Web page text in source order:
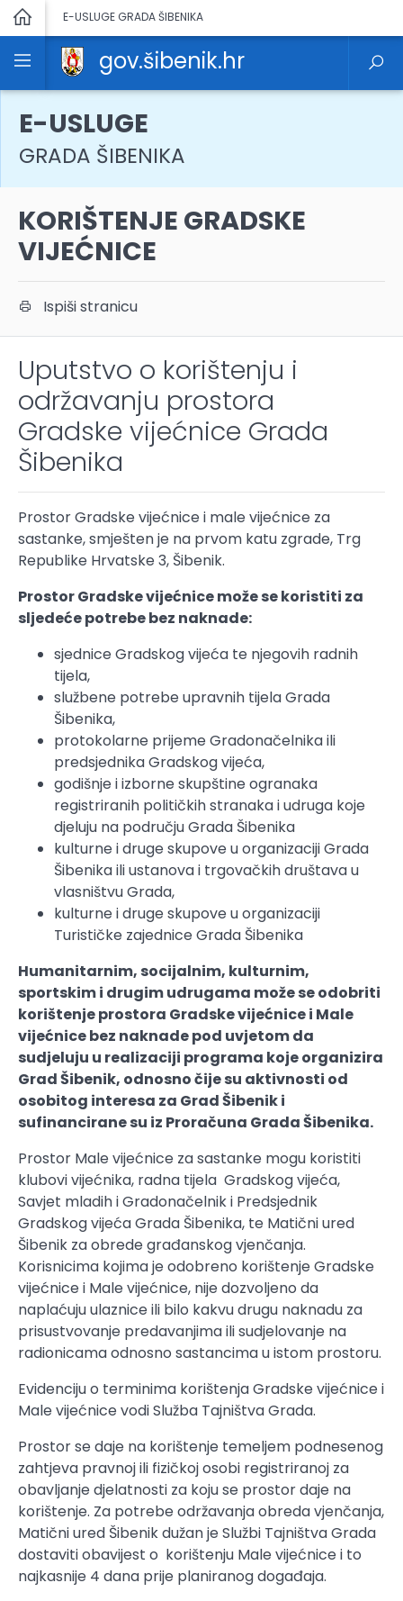
E-USLUGE GRADA ŠIBENIKA
gov.šibenik.hr
E-USLUGE
GRADA ŠIBENIKA
KORIŠTENJE GRADSKE
VIJEĆNICE
Ispiši stranicu
Uputstvo o korištenju i
održavanju prostora
Gradske vijećnice Grada
Šibenika
Prostor Gradske vijećnice i male vijećnice za
sastanke, smješten je na prvom katu zgrade, Trg
Republike Hrvatske 3, Šibenik.
Prostor Gradske vijećnice može se koristiti za
sljedeće potrebe bez naknade:
sjednice Gradskog vijeća te njegovih radnih
tijela,
službene potrebe upravnih tijela Grada
Šibenika,
protokolarne prijeme Gradonačelnika ili
predsjednika Gradskog vijeća,
godišnje i izborne skupštine ogranaka
registriranih političkih stranaka i udruga koje
djeluju na području Grada Šibenika
kulturne i druge skupove u organizaciji Grada
Šibenika ili ustanova i trgovačkih društava u
vlasništvu Grada,
kulturne i druge skupove u organizaciji
Turističke zajednice Grada Šibenika
Humanitarnim, socijalnim, kulturnim,
sportskim i drugim udrugama može se odobriti
korištenje prostora Gradske vijećnice i Male
vijećnice bez naknade pod uvjetom da
sudjeluju u realizaciji programa koje organizira
Grad Šibenik, odnosno čije su aktivnosti od
osobitog interesa za Grad Šibenik i
sufinancirane su iz Proračuna Grada Šibenika.
Prostor Male vijećnice za sastanke mogu koristiti
klubovi vijećnika, radna tijela Gradskog vijeća,
Savjet mladih i Gradonačelnik i Predsjednik
Gradskog vijeća Grada Šibenika, te Matični ured
Šibenik za obrede građanskog vjenčanja.
Korisnicima kojima je odobreno korištenje Gradske
vijećnice i Male vijećnice, nije dozvoljeno da
naplaćuju ulaznice ili bilo kakvu drugu naknadu za
prisustvovanje predavanjima ili sudjelovanje na
radionicama odnosno sastancima u istom prostoru.
Evidenciju o terminima korištenja Gradske vijećnice i
Male vijećnice vodi Služba Tajništva Grada.
Prostor se daje na korištenje temeljem podnesenog
zahtjeva pravnoj ili fizičkoj osobi registriranoj za
obavljanje djelatnosti za koju se prostor daje na
korištenje. Za potrebe održavanja obreda vjenčanja,
Matični ured Šibenik dužan je Službi Tajništva Grada
dostaviti obavijest o korištenju Male vijećnice i to
najkasnije 4 dana prije planiranog događaja.